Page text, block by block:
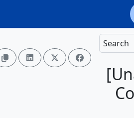
Search
   